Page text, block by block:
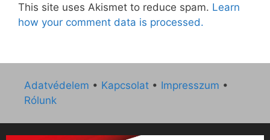
This site uses Akismet to reduce spam. Learn
how your comment data is processed.
Adatvédelem • Kapcsolat • Impresszum •
Rólunk